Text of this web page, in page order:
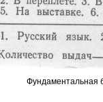
Фундаментальная